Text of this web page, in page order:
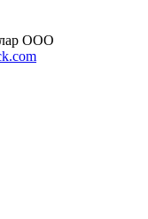
ООО